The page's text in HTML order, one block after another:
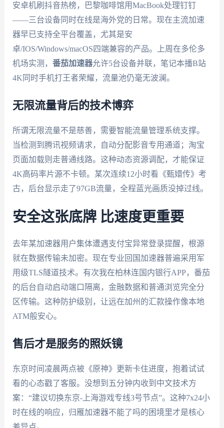
安卓机刷抖音热榜，巴黎咖啡馆用MacBook处理钉钉
——三台设备同时在线是海外党的日常。现在主流加速
器早已支持全平台覆盖，尤其是安
卓/IOS/Windows/macOS四端兼容的产品。上周在多伦多
机场实测， 番茄加速器允许5台设备并联，笔记本播B站
4K同时手机打王者荣耀，流量池仍毫无波澜。
无限流量背后的技术博弈
所谓无限流量不是慈善，需要智能流量管理系统支撑。
当检测到腾讯视频请求，自动分配影音专用通道；淘宝
页面加载则走普通线路。这种动态资源调配，才能保证
4K高码率片源不卡顿。某次连续12小时看《甄嬛传》考
古，后台显示走了97GB流量，全程蓝光画质没掉过线。
安全这张底牌 比速度更重要
去年某加速器用户集体遭遇支付宝异常登录提醒，根源
就在数据传输未加密。现在专业回国加速器普遍采用军
用级TLS隧道技术。有次我在柏林连国内银行APP，番茄
的后台自动启动端口隔离，金融数据和普通浏览完全分
区传输。这种防护级别，让远在加州的汇款操作像本地
ATM般安心。
售后才是服务的照妖镜
东京时间凌晨两点被《原神》更新卡住进度，抱着试试
看的心态戳了客服。没想到五分钟内收到中文技术方
案：“建议切换东京-上海游戏专线3号节点”。这种7x24小
时在线的响应，归雁加速器不能了吗的困境里才是核心